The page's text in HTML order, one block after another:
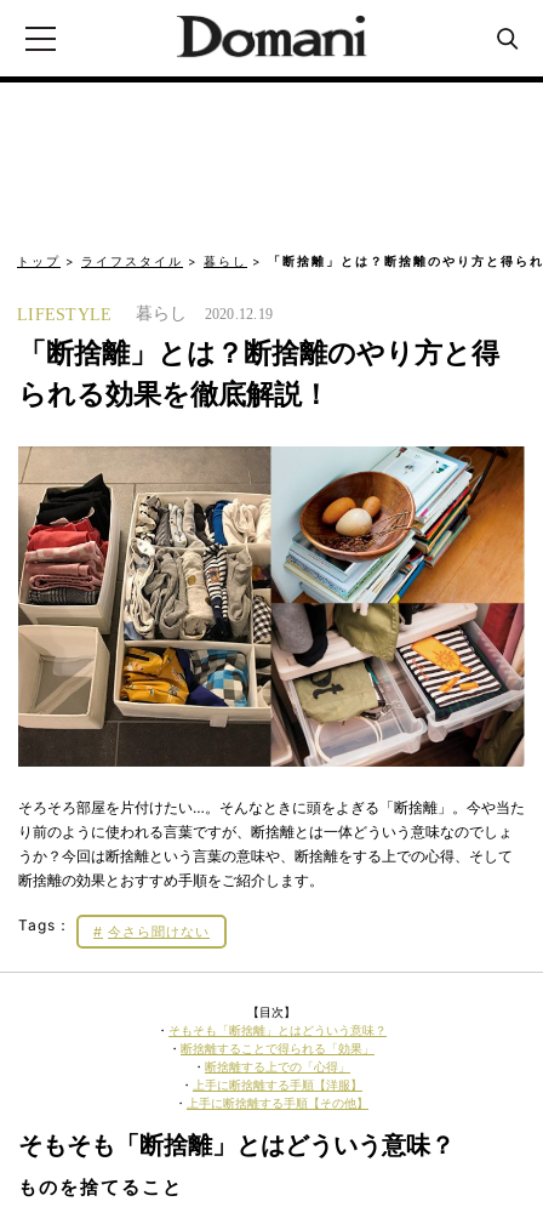
トップ ライフスタイル 暮らし 「断捨離」とは？断捨離のやり方と得ら
LIFESTYLE 暮らし 2020.12.19
「断捨離」とは？断捨離のやり方と得
られる効果を徹底解説！
そろそろ部屋を片付けたい…。そんなときに頭をよぎる「断捨離」。今や当た
り前のように使われる言葉ですが、断捨離とは一体どういう意味なのでしょ
うか？今回は断捨離という言葉の意味や、断捨離をする上での心得、そして
断捨離の効果とおすすめ手順をご紹介します。
Tags： 今さら聞けない
【目次】
・ そもそも「断捨離」とはどういう意味？
・ 断捨離することで得られる「効果」
・ 断捨離する上での「心得」
・
上手に断捨離する手順【洋服】
・
上手に断捨離する手順【その他】
そもそも「断捨離」とはどういう意味？
ものを捨てること